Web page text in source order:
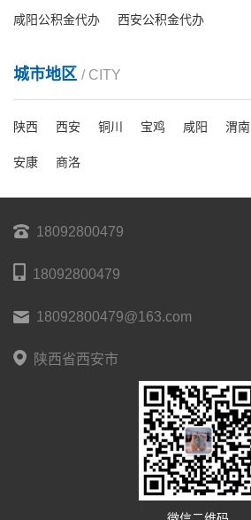
咸阳公积金代办 西安公积金代办
城市地区 / CITY
陕西 西安 铜川 宝鸡 咸阳 渭南
安康 商洛
18092800479
18092800479
18092800479@163.com
陕西省西安市